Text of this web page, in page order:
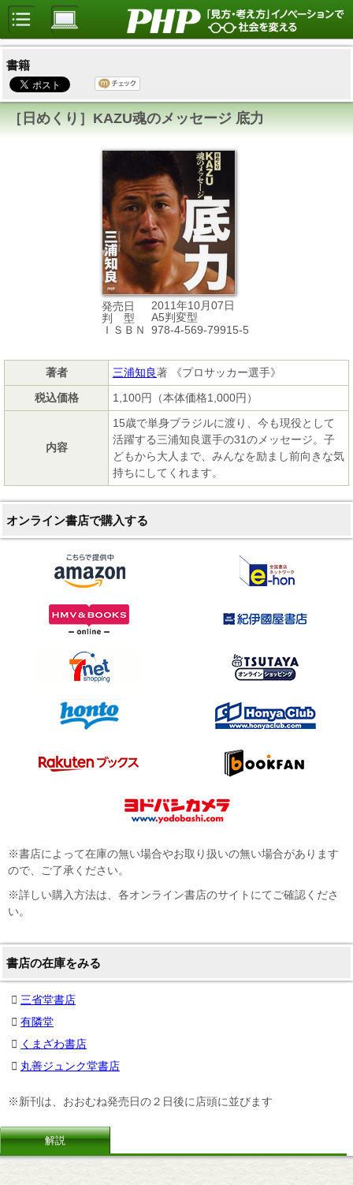
書籍
［日めくり］KAZU魂のメッセージ 底力
発売日
2011年10月07日
判 型
A5判変型
ＩＳＢＮ
978-4-569-79915-5
著者 三浦知良著 《プロサッカー選手》
税込価格
1,100円（本体価格1,000円）
内容
15歳で単身ブラジルに渡り、今も現役として
活躍する三浦知良選手の31のメッセージ。子
どもから大人まで、みんなを励まし前向きな気
持ちにしてくれます。
オンライン書店で購入する
※書店によって在庫の無い場合やお取り扱いの無い場合があります
ので、ご了承ください。
※詳しい購入方法は、各オンライン書店のサイトにてご確認くださ
い。
書店の在庫をみる
三省堂書店
有隣堂
くまざわ書店
丸善ジュンク堂書店
※新刊は、おおむね発売日の２日後に店頭に並びます
解説